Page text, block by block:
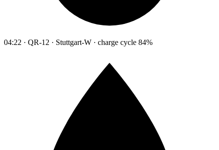
04:22 · QR-12 · Stuttgart-W · charge cycle 84%